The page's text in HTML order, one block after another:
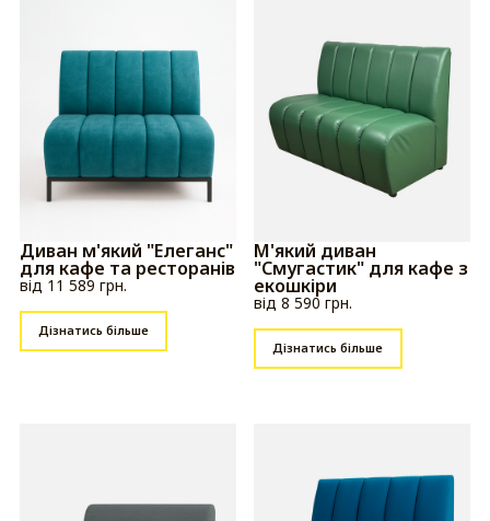
Диван м'який "Елеганс"
для кафе та ресторанів
від 11 589 грн.
Дізнатись більше
М'який диван
"Смугастик" для кафе з
екошкіри
від 8 590 грн.
Дізнатись більше